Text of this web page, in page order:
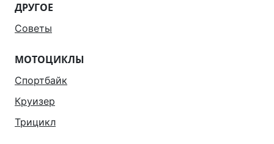
ДРУГОЕ
Советы
МОТОЦИКЛЫ
Спортбайк
Круизер
Трицикл